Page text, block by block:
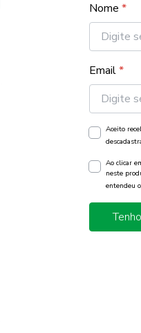
Nome *
Email*
Aceito
Ao clicar
neste
entendeu